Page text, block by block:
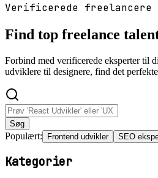
Verificerede freelancere
Find top freelance
Forbind med verificerede eksperter til
udviklere til designere, find det
Søg
Populært: Frontend udvikler SEO
Kategorier